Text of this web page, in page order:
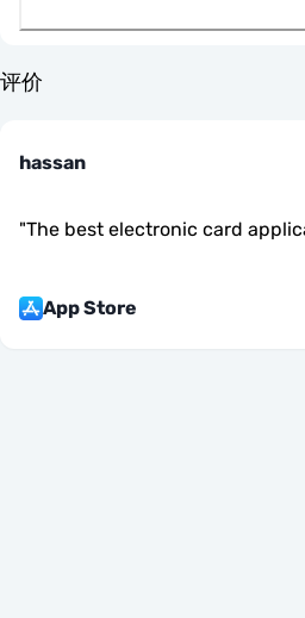
评价
hassan
"The best electronic card
App Store